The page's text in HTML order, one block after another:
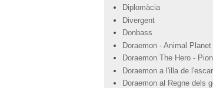
Diplomàcia
Divergent
Donbass
Doraemon - Animal Planet
Doraemon The Hero -
Doraemon a l'illa de
Doraemon al Regne dels